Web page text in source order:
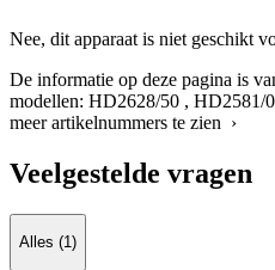
Nee, dit apparaat is niet geschikt
De informatie op deze pagina is
modellen: HD2628/50 , HD2581/
meer artikelnummers te zien ›
Veelgestelde vragen
Alles (1)